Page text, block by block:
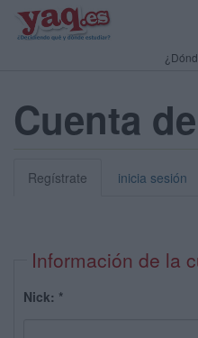
Cuenta
Regístrate inicia sesión
Información de la
Nick: *